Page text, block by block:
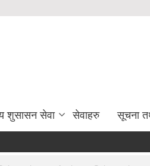
शुसासन सेवा सेवाहरु सूचना